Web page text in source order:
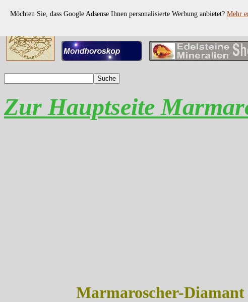
Möchten Sie, dass Google Adsense Ihnen personalisierte Werbung anbietet? Mehr
Zur Hauptseite
Marmaroscher-Diamant